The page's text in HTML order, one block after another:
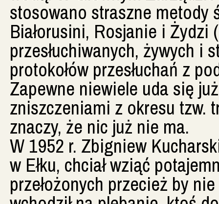
stosowano straszne metody
Białorusini, Rosjanie i
przesłuchiwanych, żywych i
protokołów przesłuchań z
Zapewne niewiele uda się
zniszczeniami z okresu tzw.
znaczy, że nic już nie ma.
W 1952 r. Zbigniew
w Ełku, chciał wziąć
przełożonych przecież by